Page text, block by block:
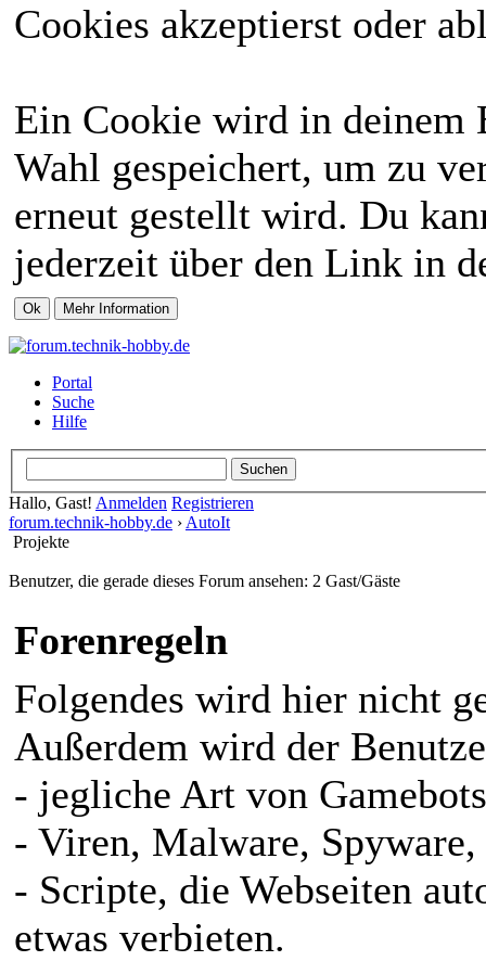
Cookies akzeptierst oder
Ein Cookie wird in deinem
Wahl gespeichert, um zu
erneut gestellt wird. Du
jederzeit über den Link in
Portal
Suche
Hilfe
Hallo, Gast! Anmelden Registrieren
forum.technik-hobby.de › AutoIt
Projekte
Benutzer, die gerade dieses Forum ansehen: 2 Gast/Gäste
Forenregeln
Folgendes wird hier nicht
Außerdem wird der
- jegliche Art von
- Viren, Malware,
- Scripte, die Webseiten
etwas verbieten.